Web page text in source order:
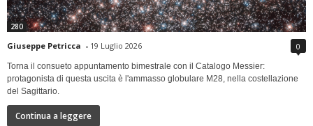
280
Giuseppe Petricca - 19 Luglio 2026 0
Torna il consueto appuntamento bimestrale con il Catalogo Messier:
protagonista di questa uscita è l'ammasso globulare M28, nella costellazione
del Sagittario.
Continua a leggere